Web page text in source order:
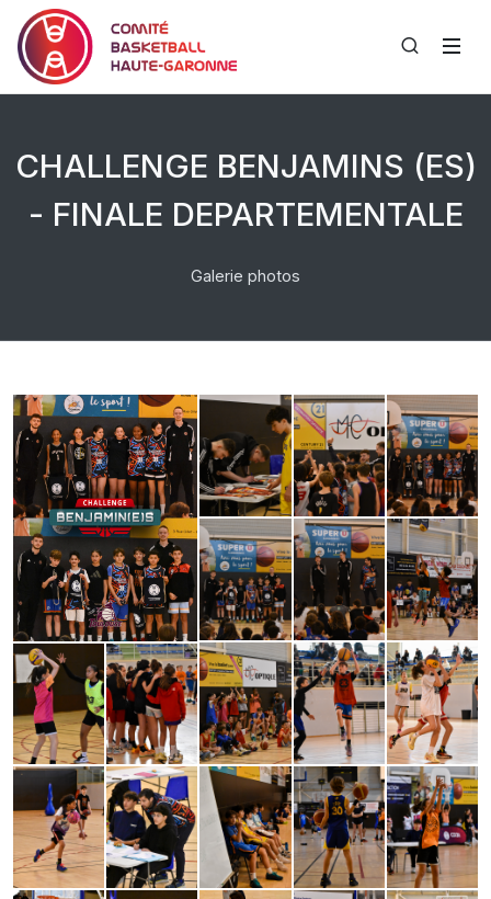
CHALLENGE BENJAMINS (ES)
- FINALE DEPARTEMENTALE
Galerie photos